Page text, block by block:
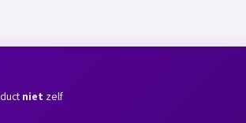
niet zelf